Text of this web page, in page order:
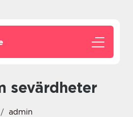
sevärdheter
admin